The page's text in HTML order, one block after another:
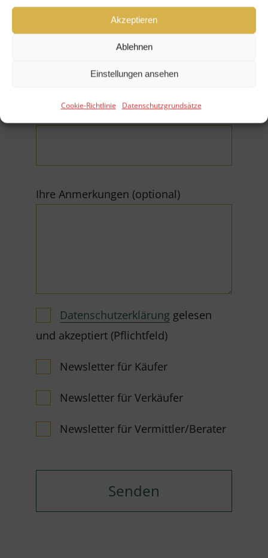
Akzeptieren
Ablehnen
Einstellungen ansehen
Cookie-Richtlinie Datenschutzgrundsätze
E-Mail (*Pflichtfeld)
Ihre Anmerkungen (optional)
Datenschutzerklärung gelesen
und akzeptiert (Pflichtfeld)
Newsletter für Käufer
Newsletter für Verkäufer
Newsletter für Vermittler/Berater